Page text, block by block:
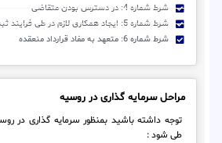
شرط شماره 4: در دسترس بودن متقاضی
شرط شماره 5: ایجاد همکاری لازم در طی فرایند ثبت
شرط شماره 6: متعهد به مفاد قرارداد منعقده
مراحل سرمایه گذاری در روسیه
توجه داشته باشید بمنظور سرمایه گذاری در
طی شود :